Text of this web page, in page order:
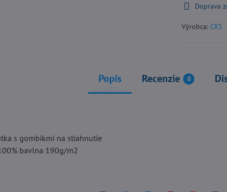
Doprava
Výrobca: CXS
Popis Recenzie 0
s gombíkmi na stiahnutie
bavlna 190g/m2